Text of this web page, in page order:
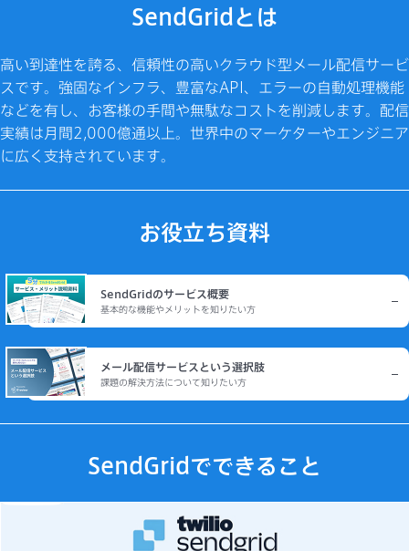
SendGridとは
高い到達性を誇る、信頼性の高いクラウド型メール配信サービ
スです。強固なインフラ、豊富なAPI、エラーの自動処理機能
などを有し、お客様の手間や無駄なコストを削減します。配信
実績は月間2,000億通以上。世界中のマーケターやエンジニア
に広く支持されています。
お役立ち資料
SendGridのサービス概要
基本的な機能やメリットを知りたい方
メール配信サービスという選択肢
課題の解決方法について知りたい方
SendGridでできること